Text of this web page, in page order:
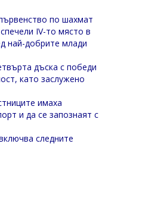
по шахмат
IV-то място в
най-добрите млади
дъска с победи
като заслужено
имаха
и да се запознаят с
следните